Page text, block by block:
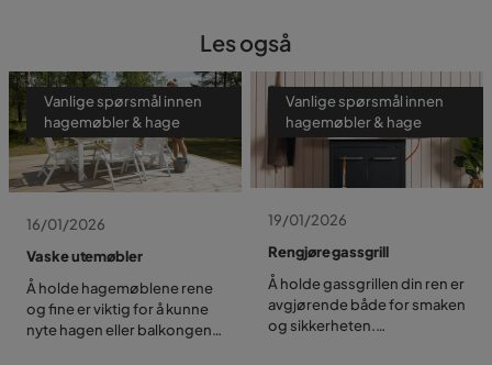
Les også
16/01/2026
Vaske utemøbler
Å holde hagemøblene rene
og fine er viktig for å kunne
nyte hagen eller balkongen
Vanlige spørsmål innen
hagemøbler & hage
19/01/2026
Rengjøre gassgrill
Å holde gassgrillen din ren er
avgjørende både for smaken
og sikkerheten.
Vanlige spørsmål innen
hagemøbler & hage